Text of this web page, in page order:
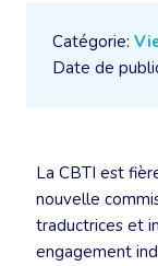
Catégorie:
Date de
La CBTI est
nouvelle
traductrices et
engagement